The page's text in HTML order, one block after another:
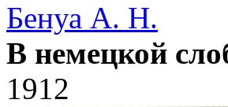
Бенуа А. Н.
В немецкой
1912